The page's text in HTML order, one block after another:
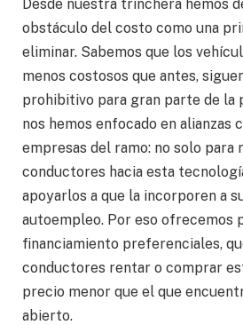
Desde nuestra trinchera hemos
obstáculo del costo como una
eliminar. Sabemos que los
menos costosos que antes,
prohibitivo para gran parte de la
nos hemos enfocado en alianzas
empresas del ramo: no solo para
conductores hacia esta
apoyarlos a que la incorporen a
autoempleo. Por eso ofrecemos
financiamiento preferenciales,
conductores rentar o comprar
precio menor que el que
abierto.